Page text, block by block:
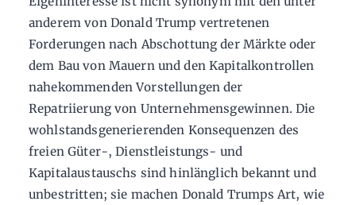
anderem von Donald Trump vertretenen
Forderungen nach Abschottung der Märkte oder
dem Bau von Mauern und den Kapitalkontrollen
nahekommenden Vorstellungen der
Repatriierung von Unternehmensgewinnen. Die
wohlstandsgenerierenden Konsequenzen des
freien Güter-, Dienstleistungs- und
Kapitalaustauschs sind hinlänglich bekannt und
unbestritten; sie machen Donald Trumps Art, wie